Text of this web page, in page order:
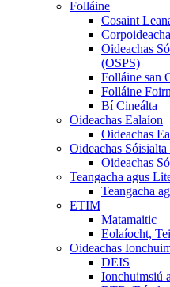
Folláine
Cosaint
Oideachas
(OSPS)
Folláine san
Folláine
Bí Cineálta
Oideachas Ealaíon
Oideachas
Oideachas
Oideachas
Teangacha agus
Teangacha
ETIM
Matamaitic
Eolaíocht,
Oideachas
DEIS
Ionchuimsiú